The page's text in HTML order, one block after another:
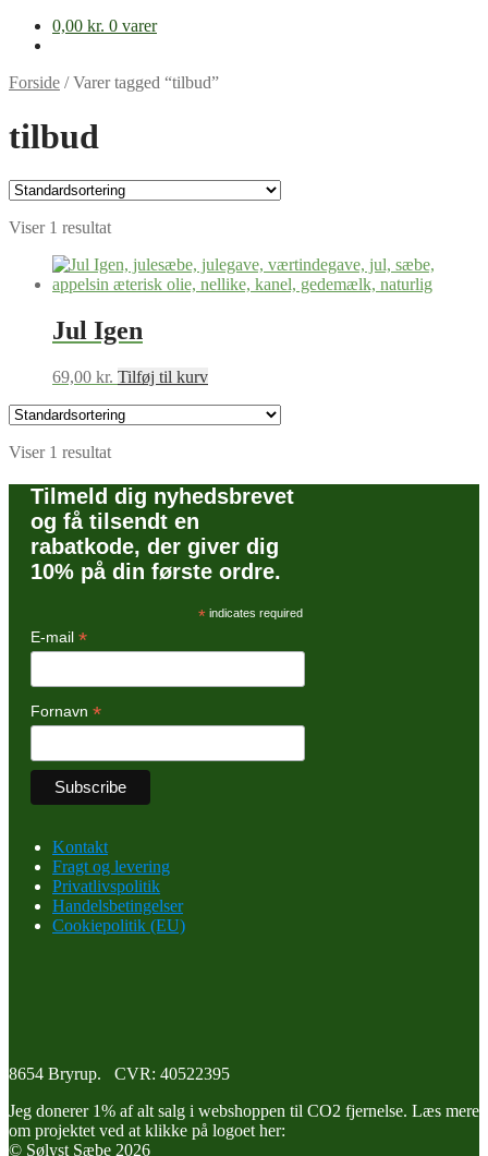
0,00 kr. 0 varer
Forside /Varer tagged “tilbud”
tilbud
Viser 1 resultat
Jul Igen
69,00 kr. Tilføj til kurv
Viser 1 resultat
Tilmeld dig nyhedsbrevet
og få tilsendt en
rabatkode, der giver dig
10% på din første ordre.
*indicates required
E-mail *
Fornavn *
Kontakt
Fragt og levering
Privatlivspolitik
Handelsbetingelser
Cookiepolitik (EU)
8654 Bryrup. CVR: 40522395
Jeg donerer 1% af alt salg i webshoppen til CO2 fjernelse. Læs mere
om projektet ved at klikke på logoet her:
© Sølyst Sæbe 2026